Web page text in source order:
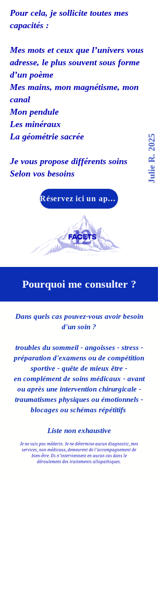
Pour cela, je sollicite toutes mes
capacités :
Mes mots et ceux que l’univers vous
adresse, le plus souvent sous forme
d’un poème
Mes mains, mon magnétisme, mon
canal
Mon pendule
Les minéraux
La géométrie sacrée
Je vous propose différents soins
Selon vos besoins
Julie R. 2025
Réservez ici un appel découverte gratuit de 15 minutes
Pourquoi me consulter ?
Dans quels cas pouvez-vous avoir besoin
d'un soin ?
troubles du sommeil - angoisses - stress -
préparation d'examens ou de compétition
sportive - quête de mieux être -
en complément de soins médicaux - avant
ou après une intervention chirurgicale -
traumatismes physiques ou émotionnels -
blocages ou schémas répétitifs
Liste non exhaustive
Je ne suis pas médecin. Je ne détermine aucun diagnostic, mes
services, non médicaux, demeurent de l’accompagnement de
bien-être. Ils n’interviennent en aucun cas dans le
déroulement des traitements allopathiques.